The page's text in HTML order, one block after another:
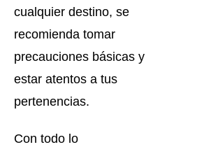
cualquier destino, se
recomienda tomar
precauciones básicas y
estar atentos a tus
pertenencias.
Con todo lo